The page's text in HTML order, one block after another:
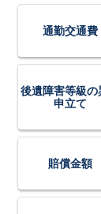
通勤交通費
後遺障害等級の
申立て
賠償金額